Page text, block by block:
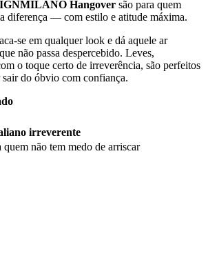
Hangover são para quem
diferença — com estilo e atitude máxima.
se em qualquer look e dá aquele ar
não passa despercebido. Leves,
o toque certo de irreverência, são perfeitos
sair do óbvio com confiança.
irreverente
quem não tem medo de arriscar